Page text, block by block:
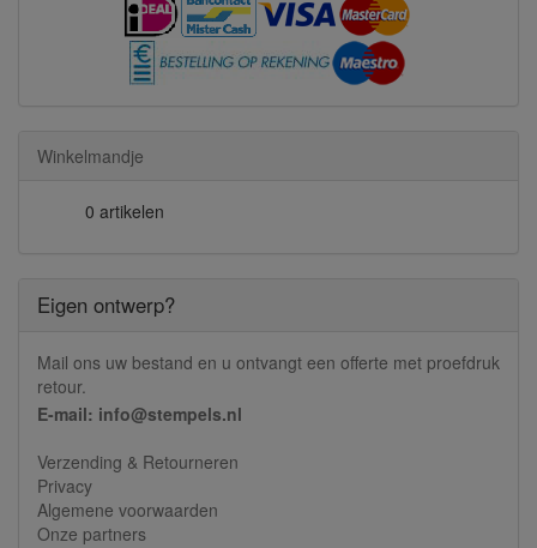
Winkelmandje
0 artikelen
Eigen ontwerp?
Mail ons uw bestand en u ontvangt een offerte met proefdruk
retour.
E-mail: info@stempels.nl
Verzending & Retourneren
Privacy
Algemene voorwaarden
Onze partners